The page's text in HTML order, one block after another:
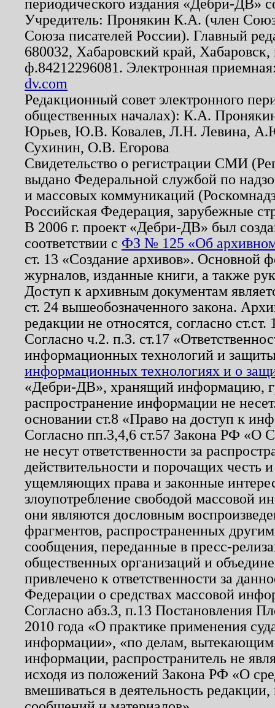
периодического издания «Дебри-ДВ»
Учредитель: Пронякин К.А. (член
Союза писателей России). Главный
680032, Хабаровский край,
ф.84212296081. Электронная
dv.com
Редакционный совет электронного
общественных началах): К.А.
Юрьев, Ю.В. Ковалев, Л.Н. Левина,
Сухинин, О.В. Егорова
Свидетельство о регистрации СМИ
выдано Федеральной службой по
и массовых коммуникаций
Российская Федерация, зарубежные
В 2006 г. проект «Дебри-ДВ» был
соответствии с ФЗ № 125 «Об
ст. 13 «Создание архивов». Основной
журналов, изданные книги, а также
Доступ к архивным документам
ст. 24 вышеобозначенного закона.
редакции не относятся, согласно
Согласно ч.2. п.3. ст.17
информационных технологий и
информационных технологиях и о
«Дебри-ДВ», хранящий информацию,
распространение информации не
основании ст.8 «Право на доступ к
Согласно пп.3,4,6 ст.57 Закона РФ «О
не несут ответственности за
действительности и порочащих честь
ущемляющих права и законные
злоупотребление свободой массовой
они являются дословным
фрагментов, распространенных
сообщения, переданные в пресс-
общественных организаций и
привлечено к ответственности за
Федерации о средствах массовой
Согласно абз.3, п.13 Постановления
2010 года «О практике применения
информации», «по делам, вытекающим
информации, распространитель не
исходя из положений Закона РФ «О
вмешиваться в деятельность